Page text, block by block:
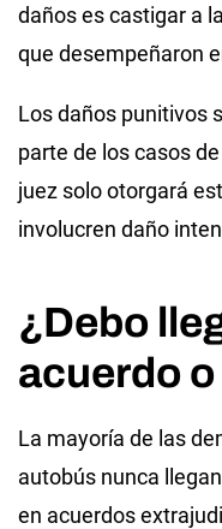
daños es castigar a
que desempeñaron
Los daños punitivos
parte de los casos
juez solo otorgará
involucren daño
¿Debo
acuerdo
La mayoría de las
autobús nunca
en acuerdos